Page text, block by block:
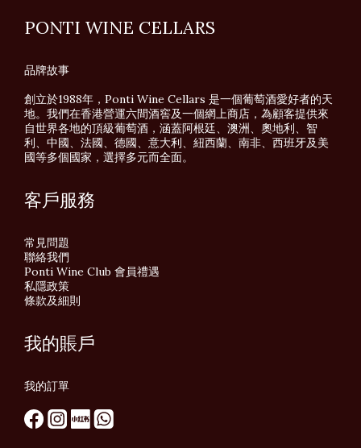
PONTI WINE CELLARS
品牌故事
創立於1988年，Ponti Wine Cellars 是一個葡萄酒愛好者的天
地。我們在香港營運六間酒窖及一個網上商店，為顧客提供來
自世界各地的頂級葡萄酒，涵蓋阿根廷、澳洲、奧地利、智
利、中國、法國、德國、意大利、紐西蘭、南非、西班牙及美
國等多個國家，選擇多元而全面。
客戶服務
常見問題
聯絡我們
Ponti Wine Club 會員禮遇
私隱政策
條款及細則
我的賬戶
我的訂單